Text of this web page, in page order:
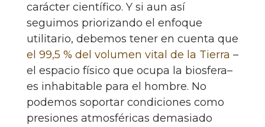
carácter científico. Y si aun así
seguimos priorizando el enfoque
utilitario, debemos tener en cuenta que
el 99,5 % del volumen vital de la Tierra –
el espacio físico que ocupa la biosfera–
es inhabitable para el hombre. No
podemos soportar condiciones como
presiones atmosféricas demasiado